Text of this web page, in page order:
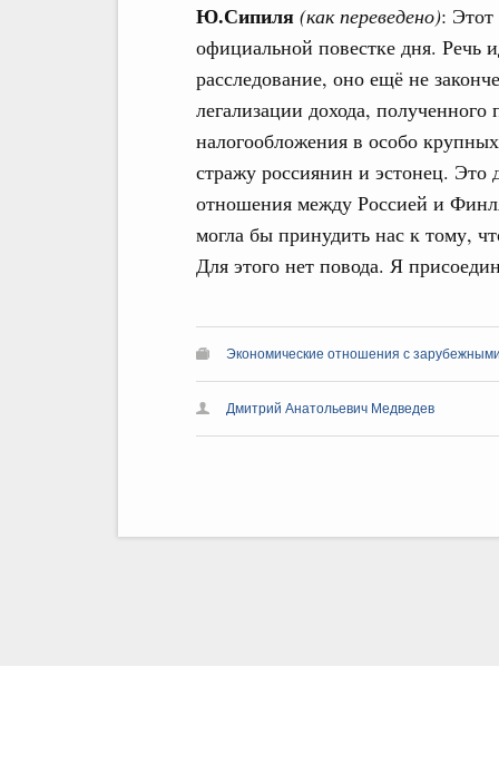
Ю.Сипиля (как переведено):
официальной повестке дня. Речь
расследование, оно ещё не
легализации дохода,
налогообложения в особо
стражу россиянин и эстонец. Это
отношения между Россией и
могла бы принудить нас к тому,
Для этого нет повода. Я
Экономические отношения с
Дмитрий Анатольевич Медведев